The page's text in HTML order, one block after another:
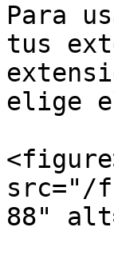
Para
tus
elige
src="/
88"